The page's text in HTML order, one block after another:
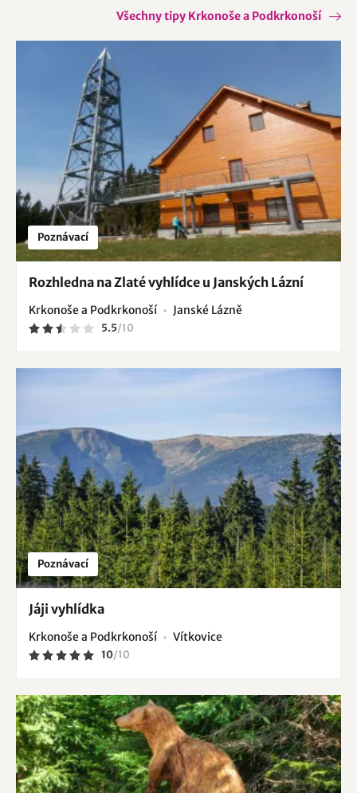
Všechny tipy Krkonoše a Podkrkonoší
Poznávací
Rozhledna na Zlaté vyhlídce u Janských Lázní
Krkonoše a Podkrkonoší Janské Lázně
5.5/10
Poznávací
Jáji vyhlídka
Krkonoše a Podkrkonoší Vítkovice
10/10